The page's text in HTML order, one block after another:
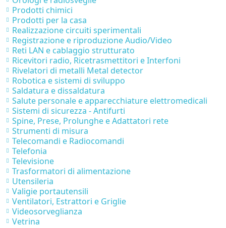
Prodotti chimici
Prodotti per la casa
Realizzazione circuiti sperimentali
Registrazione e riproduzione Audio/Video
Reti LAN e cablaggio strutturato
Ricevitori radio, Ricetrasmettitori e Interfoni
Rivelatori di metalli Metal detector
Robotica e sistemi di sviluppo
Saldatura e dissaldatura
Salute personale e apparecchiature elettromedicali
Sistemi di sicurezza - Antifurti
Spine, Prese, Prolunghe e Adattatori rete
Strumenti di misura
Telecomandi e Radiocomandi
Telefonia
Televisione
Trasformatori di alimentazione
Utensileria
Valigie portautensili
Ventilatori, Estrattori e Griglie
Videosorveglianza
Vetrina